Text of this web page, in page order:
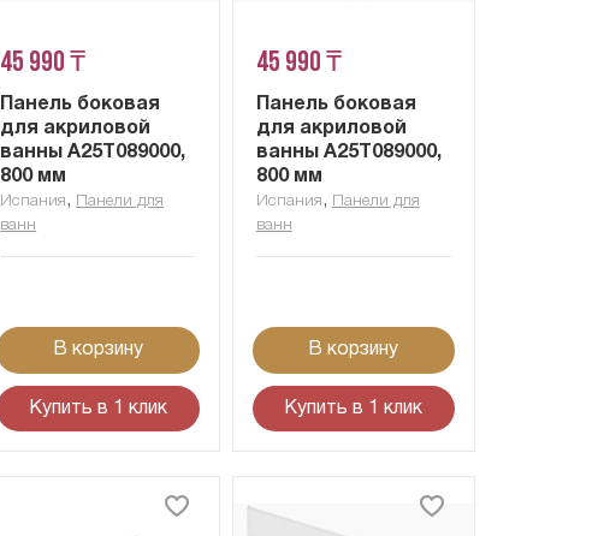
45 990 ₸
Панель боковая
для акриловой
ванны A25T089000,
800 мм
Испания , Панели для
ванн
В корзину
Купить в 1 клик
45 990 ₸
Панель боковая
для акриловой
ванны A25T089000,
800 мм
Испания , Панели для
ванн
В корзину
Купить в 1 клик